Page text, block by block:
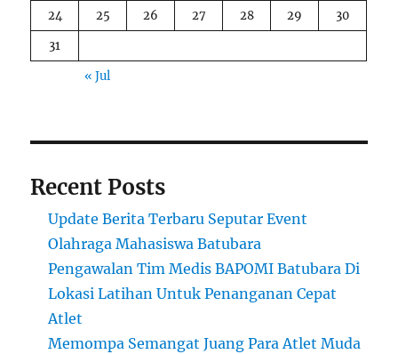
24
25 26 27 28 29
30
31
« Jul
Recent Posts
Update Berita Terbaru Seputar Event
Olahraga Mahasiswa Batubara
Pengawalan Tim Medis BAPOMI Batubara Di
Lokasi Latihan Untuk Penanganan Cepat
Atlet
Memompa Semangat Juang Para Atlet Muda